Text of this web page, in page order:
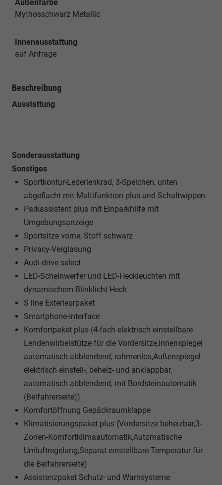
Außenfarbe
Mythosschwarz Metallic
Innenausstattung
auf Anfrage
Beschreibung
Ausstattung
Sonderausstattung
Sonstiges
Sportkontur-Lederlenkrad, 3-Speichen, unten
abgeflacht mit Multifunktion plus und Schaltwippen
Parkassistent plus mit Einparkhilfe mit
Umgebungsanzeige
Sportsitze vorne, Stoff schwarz
Privacy-Verglasung
Audi drive select
LED-Scheinwerfer und LED-Heckleuchten mit
dynamischem Blinklicht Heck
S line Exterieurpaket
Smartphone-Interface
Komfortpaket plus (4-fach elektrisch einstellbare
Lendenwirbelstütze für die Vordersitze,Innenspiegel
automatisch abblendend, rahmenlos,Außenspiegel
elektrisch einstell-, beheiz- und anklappbar,
automatisch abblendend, mit Bordsteinautomatik
(Beifahrerseite))
Komfortöffnung Gepäckraumklappe
Klimatisierungspaket plus (Vordersitze beheizbar,3-
Zonen-Komfortklimaautomatik,Automatische
Umluftregelung,Separat einstellbare Temperatur für
die Beifahrerseite)
Assistenzpaket Schutz- und Warnsysteme